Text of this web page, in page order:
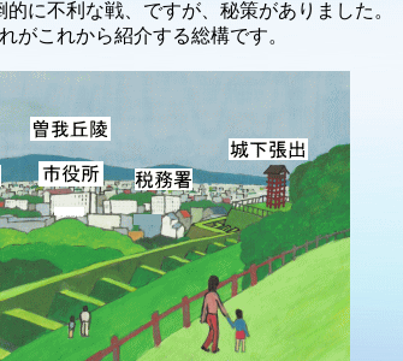
に不利な戦、ですが、秘策がありました。
がこれから紹介する総構です。